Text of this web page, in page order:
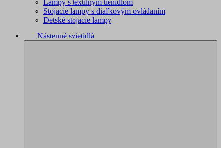
Lampy s textilným tienidlom
Stojacie lampy s diaľkovým ovládaním
Detské stojacie lampy
Nástenné svietidlá